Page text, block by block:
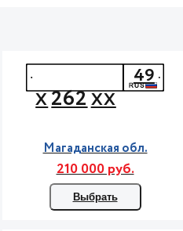
Х262ХХ
49
Магаданская обл.
210 000 руб.
Выбрать